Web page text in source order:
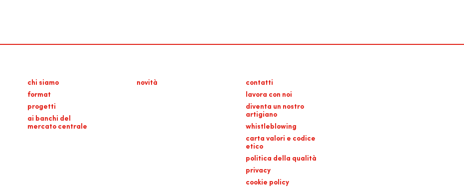
chi siamo
format
progetti
ai banchi del
mercato centrale
novità
contatti
lavora con noi
diventa un nostro
artigiano
whistleblowing
carta valori e codice
etico
politica della qualità
privacy
cookie policy